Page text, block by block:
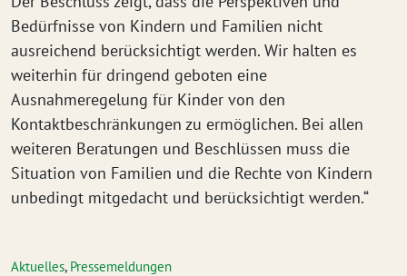
Bedürfnisse von Kindern und Familien nicht
ausreichend berücksichtigt werden. Wir halten es
weiterhin für dringend geboten eine
Ausnahmeregelung für Kinder von den
Kontaktbeschränkungen zu ermöglichen. Bei allen
weiteren Beratungen und Beschlüssen muss die
Situation von Familien und die Rechte von Kindern
unbedingt mitgedacht und berücksichtigt werden.“
Aktuelles, Pressemeldungen